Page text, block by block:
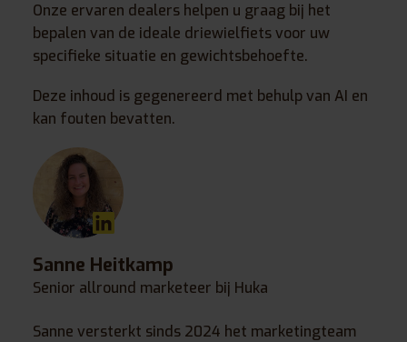
Onze ervaren dealers helpen u graag bij het
bepalen van de ideale driewielfiets voor uw
specifieke situatie en gewichtsbehoefte.
Deze inhoud is gegenereerd met behulp van AI en
kan fouten bevatten.
Sanne Heitkamp
Senior allround marketeer bij Huka
Sanne versterkt sinds 2024 het marketingteam